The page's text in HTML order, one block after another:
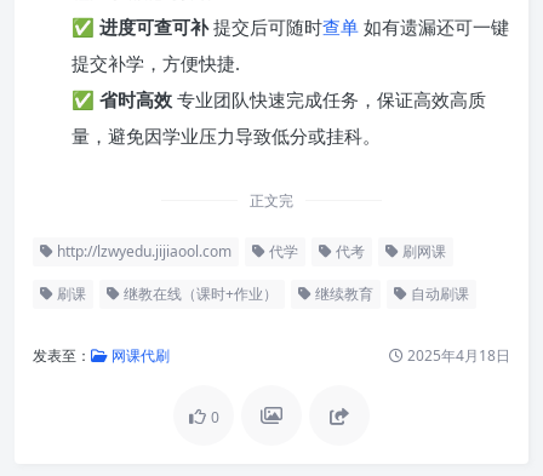
✅ 进度可查可补提交后可随时查单 如有遗漏还可一键
提交补学，方便快捷.
✅ 省时高效 专业团队快速完成任务，保证高效高质
量，避免因学业压力导致低分或挂科。
正文完
http://lzwyedu.jijiaool.com 代学 代考 刷网课
刷课 继教在线（课时+作业） 继续教育 自动刷课
发表至： 网课代刷 2025年4月18日
0